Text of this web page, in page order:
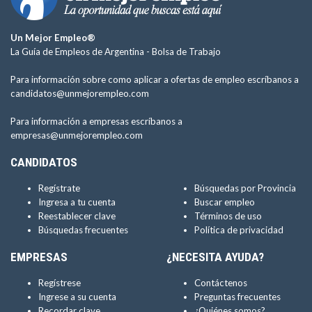
Un Mejor Empleo®
La Guía de Empleos de Argentina - Bolsa de Trabajo
Para información sobre como aplicar a ofertas de empleo escríbanos a
candidatos@unmejorempleo.com
Para información a empresas escríbanos a
empresas@unmejorempleo.com
CANDIDATOS
Regístrate
Ingresa a tu cuenta
Reestablecer clave
Búsquedas frecuentes
Búsquedas por Provincia
Buscar empleo
Términos de uso
Política de privacidad
EMPRESAS
Regístrese
Ingrese a su cuenta
¿NECESITA AYUDA?
Contáctenos
Preguntas frecuentes